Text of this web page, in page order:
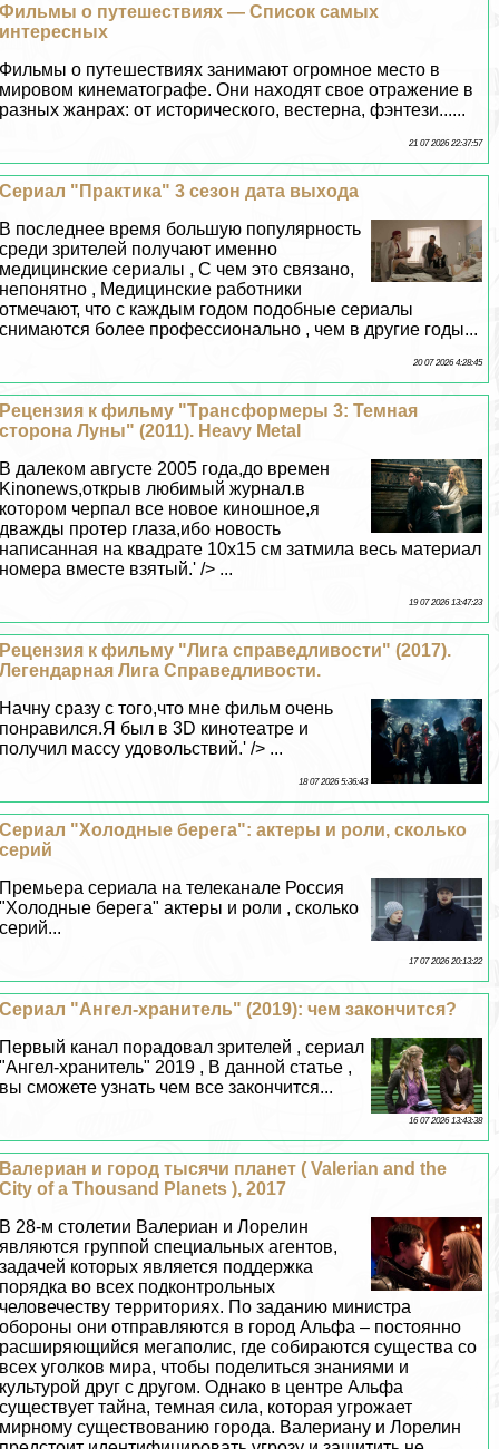
Фильмы о путешествиях — Список самых
интересных
Фильмы о путешествиях занимают огромное место в
мировом кинематографе. Они находят свое отражение в
разных жанрах: от исторического, вестерна, фэнтези......
21 07 2026 22:37:57
Сериал "Пpaктика" 3 сезон дата выхода
В последнее время большую популярность
среди зрителей получают именно
медицинские сериалы , С чем это связано,
непонятно , Медицинские работники
отмечают, что с каждым годом подобные сериалы
снимаются более профессионально , чем в другие годы...
20 07 2026 4:28:45
Рецензия к фильму "Tрaнcформеры 3: Темная
сторона Луны" (2011). Heavy Metal
В далеком августе 2005 года,до времен
Kinonews,открыв любимый журнал.в
котором черпал все новое киношное,я
дважды протер глаза,ибо новость
написанная на квадрате 10х15 см затмила весь материал
номера вместе взятый.' /> ...
19 07 2026 13:47:23
Рецензия к фильму "Лига справедливости" (2017).
Легендарная Лига Справедливости.
Начну сразу с того,что мне фильм очень
понравился.Я был в 3D кинотеатре и
получил массу удовольствий.' /> ...
18 07 2026 5:36:43
Сериал "Холодные берега": актеры и роли, сколько
серий
Премьера сериала на телеканале Россия
"Холодные берега" актеры и роли , сколько
серий...
17 07 2026 20:13:22
Сериал "Ангел-хранитель" (2019): чем закончится?
Первый канал порадовал зрителей , сериал
"Ангел-хранитель" 2019 , В данной статье ,
вы сможете узнать чем все закончится...
16 07 2026 13:43:38
Валериан и город тысячи планет ( Valerian and the
City of a Thousand Planets ), 2017
В 28-м столетии Валериан и Лорелин
являются группой специальных агентов,
задачей которых является поддержка
порядка во всех подконтрольных
человечеству территориях. По заданию министра
обороны они отправляются в город Альфа – постоянно
расширяющийся мегаполис, где собираются существа со
всех уголков мира, чтобы поделиться знаниями и
культурой друг с другом. Однако в центре Альфа
существует тайна, темная сила, которая угрожает
мирному существованию города. Валериану и Лорелин